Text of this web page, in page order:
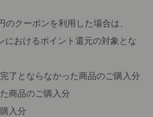
のクーポンを利用した場合は、
におけるポイント還元の対象とな
了とならなかった商品のご購入分
商品のご購入分
入分